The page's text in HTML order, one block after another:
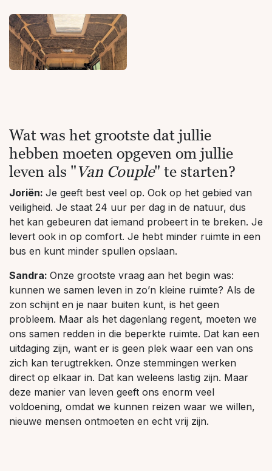
Wat was het grootste dat jullie
hebben moeten opgeven om jullie
leven als "Van Couple" te starten?
Joriën: Je geeft best veel op. Ook op het gebied van
veiligheid. Je staat 24 uur per dag in de natuur, dus
het kan gebeuren dat iemand probeert in te breken. Je
levert ook in op comfort. Je hebt minder ruimte in een
bus en kunt minder spullen opslaan.
Sandra: Onze grootste vraag aan het begin was:
kunnen we samen leven in zo’n kleine ruimte? Als de
zon schijnt en je naar buiten kunt, is het geen
probleem. Maar als het dagenlang regent, moeten we
ons samen redden in die beperkte ruimte. Dat kan een
uitdaging zijn, want er is geen plek waar een van ons
zich kan terugtrekken. Onze stemmingen werken
direct op elkaar in. Dat kan weleens lastig zijn. Maar
deze manier van leven geeft ons enorm veel
voldoening, omdat we kunnen reizen waar we willen,
nieuwe mensen ontmoeten en echt vrij zijn.